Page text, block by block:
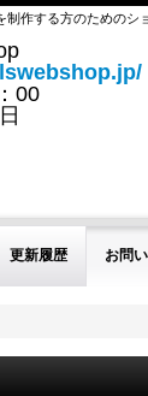
作する方のためのシ
00
更新履歴 お問